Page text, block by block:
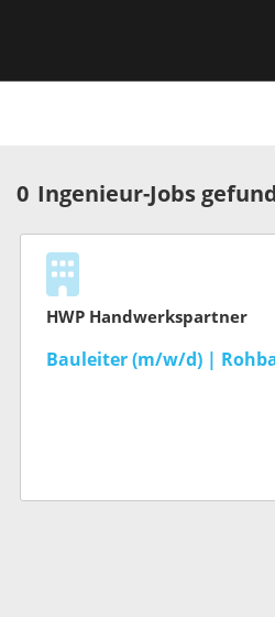
0 Ingenieur-Jobs
HWP Handwerkspartner
Bauleiter (m/w/d) |